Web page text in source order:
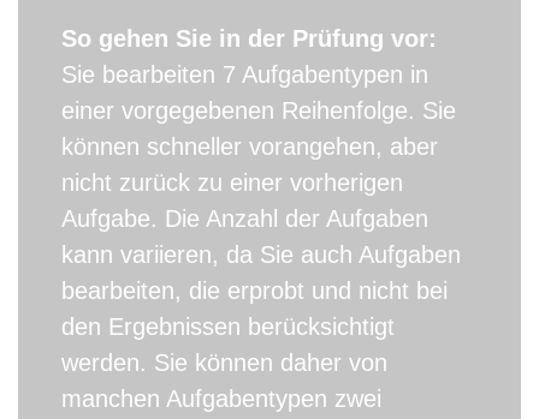
So gehen Sie in der Prüfung vor:
Sie bearbeiten 7 Aufgabentypen in
einer vorgegebenen Reihenfolge. Sie
können schneller vorangehen, aber
nicht zurück zu einer vorherigen
Aufgabe. Die Anzahl der Aufgaben
kann variieren, da Sie auch Aufgaben
bearbeiten, die erprobt und nicht bei
den Ergebnissen berücksichtigt
werden. Sie können daher von
manchen Aufgabentypen zwei